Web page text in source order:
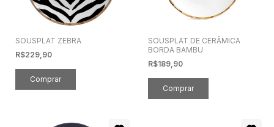
SOUSPLAT ZEBRA
R$229,90
SOUSPLAT DE CERÂMICA
BORDA BAMBU
R$189,90